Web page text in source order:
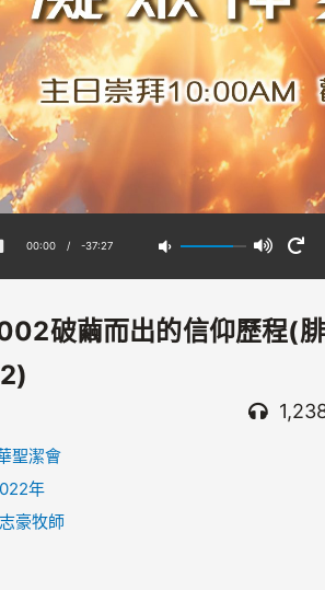
00:00 / -37:27
破繭而出的信仰歷程(腓
聖潔會
年
豪牧師